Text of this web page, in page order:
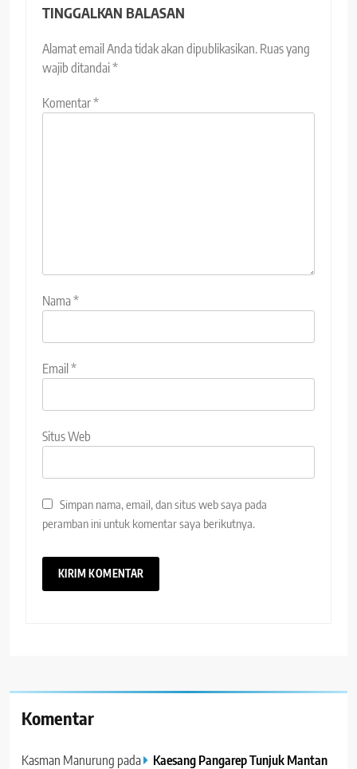
TINGGALKAN BALASAN
Alamat email Anda tidak akan dipublikasikan. Ruas yang
wajib ditandai*
Komentar*
Nama*
Email*
Situs Web
Simpan nama, email, dan situs web saya pada
peramban ini untuk komentar saya berikutnya.
Komentar
Kasman Manurung pada
Kaesang Pangarep Tunjuk Mantan